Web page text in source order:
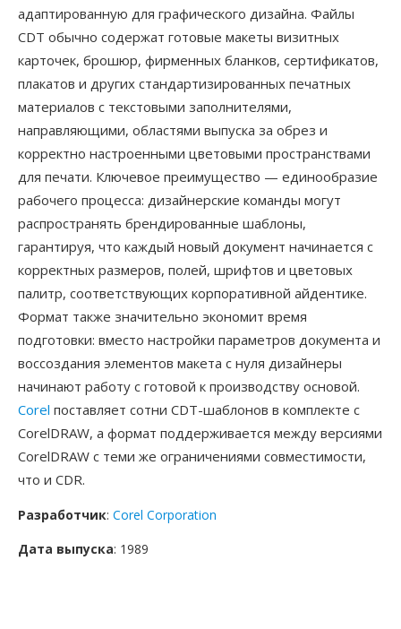
адаптированную для графического дизайна. Файлы
CDT обычно содержат готовые макеты визитных
карточек, брошюр, фирменных бланков, сертификатов,
плакатов и других стандартизированных печатных
материалов с текстовыми заполнителями,
направляющими, областями выпуска за обрез и
корректно настроенными цветовыми пространствами
для печати. Ключевое преимущество — единообразие
рабочего процесса: дизайнерские команды могут
распространять брендированные шаблоны,
гарантируя, что каждый новый документ начинается с
корректных размеров, полей, шрифтов и цветовых
палитр, соответствующих корпоративной айдентике.
Формат также значительно экономит время
подготовки: вместо настройки параметров документа и
воссоздания элементов макета с нуля дизайнеры
начинают работу с готовой к производству основой.
Corel поставляет сотни CDT-шаблонов в комплекте с
CorelDRAW, а формат поддерживается между версиями
CorelDRAW с теми же ограничениями совместимости,
что и CDR.
Разработчик: Corel Corporation
Дата выпуска: 1989